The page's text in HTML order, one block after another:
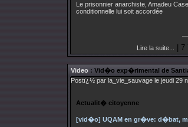
Le prisonnier anarchiste, Amadeu
conditionnelle lui soit accordée
Lire la suite... |
Video: Vid�o exp�rimental de
Postï¿½ par la_vie_sauvage le jeudi 29
Actualit� citoyenne
[vid�o] UQAM en gr�ve: d�bat,